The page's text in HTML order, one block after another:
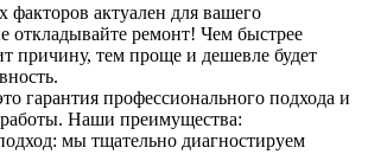
факторов актуален для вашего
откладывайте ремонт! Чем быстрее
причину, тем проще и дешевле будет
гарантия профессионального подхода и
работы. Наши преимущества:
мы тщательно диагностируем